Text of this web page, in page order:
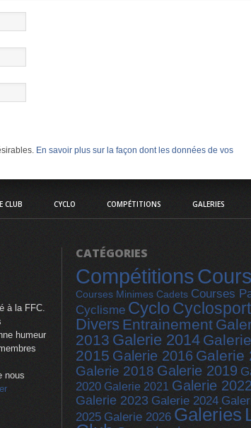
En savoir plus sur la façon dont les données de vos
CLUB CYCLO COMPÉTITIONS GALERIES
à la FFC.
humeur
nous
CATÉGORIES
Compétitions
Courses Minimes Cadets Courses
Cyclisme Cyclo
Divers Entrainement
2013 Galerie 2014 Galerie
2015 Galerie 2016 Galerie
Galerie 2018 Galerie 2019
2020 Galerie 2021 Galerie 2022
Galerie 2023 Galerie 2024
2025 Galerie 2026 Galeries